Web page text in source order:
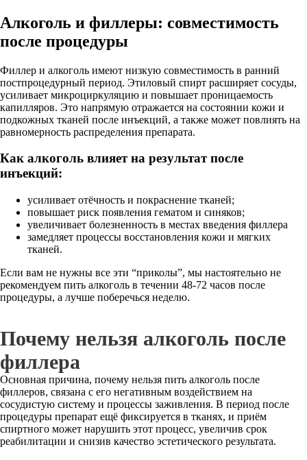
Алкоголь и филлеры: совместимость
после процедуры
Филлер и алкоголь имеют низкую совместимость в ранний
постпроцедурный период. Этиловый спирт расширяет сосуды,
усиливает микроциркуляцию и повышает проницаемость
капилляров. Это напрямую отражается на состоянии кожи и
подкожных тканей после инъекций, а также может повлиять на
равномерность распределения препарата.
Как алкоголь влияет на результат после
инъекций:
усиливает отёчность и покраснение тканей;
повышает риск появления гематом и синяков;
увеличивает болезненность в местах введения филлера
замедляет процессы восстановления кожи и мягких
тканей.
Если вам не нужны все эти “приколы”, мы настоятельно не
рекомендуем пить алкоголь в течении 48-72 часов после
процедуры, а лучше поберечься неделю.
Почему нельзя алкоголь после
филлера
Основная причина, почему нельзя пить алкоголь после
филлеров, связана с его негативным воздействием на
сосудистую систему и процессы заживления. В период после
процедуры препарат ещё фиксируется в тканях, и приём
спиртного может нарушить этот процесс, увеличив срок
реабилитации и снизив качество эстетического результата.